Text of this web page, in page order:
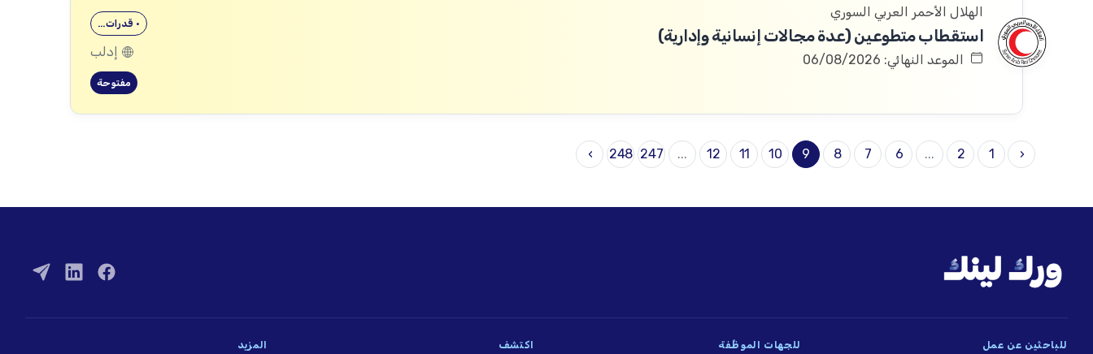
الهلال الأحمر العربي السوري
استقطاب متطوعين (عدة مجالات إنسانية وإدارية)
الموعد النهائي: 06/08/2026
• قدرات…
إدلب
مفتوحة
‹
1
2
...
6
7
8
9
10
11
12
...
247
248
›
للباحثين عن عمل للجهات الموظِّفة اكتشف المزيد